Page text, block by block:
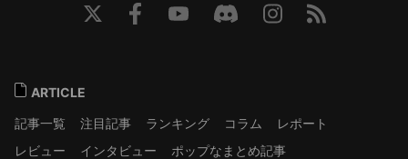
ARTICLE
記事一覧
注目記事 ランキング コラム
レポート
レビュー
インタビュー ポップなまとめ記事